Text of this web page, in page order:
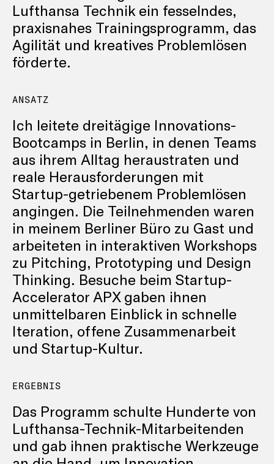
Lufthansa Technik ein fesselndes,
praxisnahes Trainingsprogramm, das
Agilität und kreatives Problemlösen
förderte.
ANSATZ
Ich leitete dreitägige Innovations-
Bootcamps in Berlin, in denen Teams
aus ihrem Alltag heraustraten und
reale Herausforderungen mit
Startup-getriebenem Problemlösen
angingen. Die Teilnehmenden waren
in meinem Berliner Büro zu Gast und
arbeiteten in interaktiven Workshops
zu Pitching, Prototyping und Design
Thinking. Besuche beim Startup-
Accelerator APX gaben ihnen
unmittelbaren Einblick in schnelle
Iteration, offene Zusammenarbeit
und Startup-Kultur.
ERGEBNIS
Das Programm schulte Hunderte von
Lufthansa-Technik-Mitarbeitenden
und gab ihnen praktische Werkzeuge